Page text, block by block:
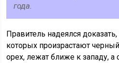
года.
Правитель надеялся
которых произрастают
орех, лежат ближе к западу, а